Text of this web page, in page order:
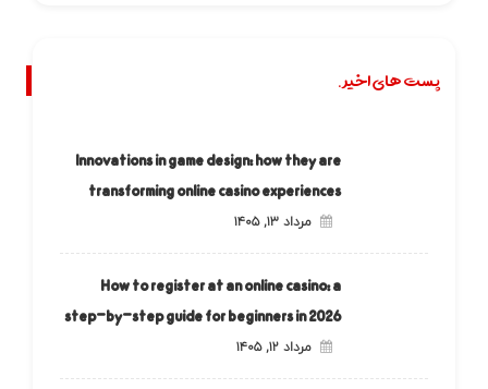
پست های اخیر.
Innovations in game design: how they are
transforming online casino experiences
مرداد ۱۳, ۱۴۰۵
How to register at an online casino: a
step-by-step guide for beginners in 2026
مرداد ۱۲, ۱۴۰۵